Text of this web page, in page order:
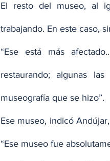
El resto del museo, al
trabajando. En este caso,
“Ese está más
restaurando; algunas
museografía que se hizo”.
Ese museo, indicó
“Ese museo fue